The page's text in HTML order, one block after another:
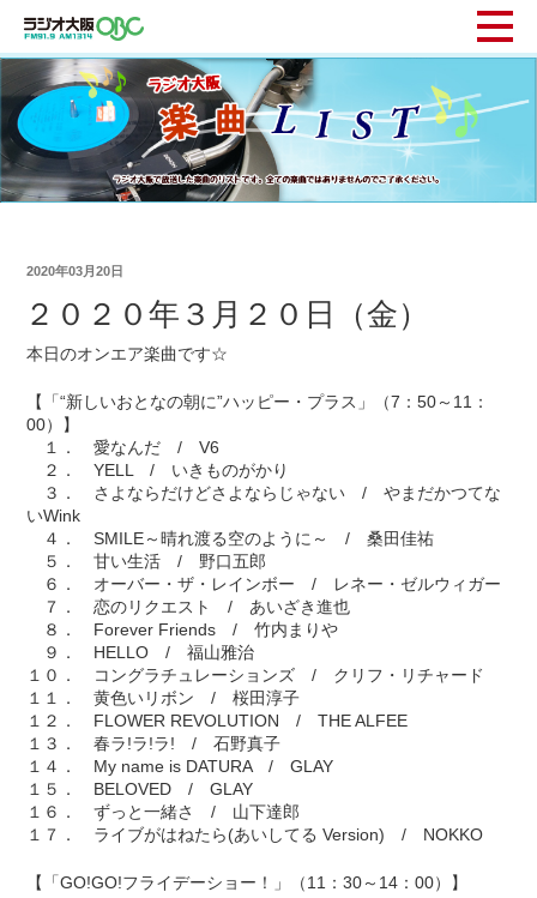
2020年03月20日
２０２０年３月２０日（金）
本日のオンエア楽曲です☆
【「“新しいおとなの朝に”ハッピー・プラス」（7：50～11：
00）】
１． 愛なんだ / V6
２． YELL / いきものがかり
３． さよならだけどさよならじゃない / やまだかつてな
いWink
４． SMILE～晴れ渡る空のように～ / 桑田佳祐
５． 甘い生活 / 野口五郎
６． オーバー・ザ・レインボー / レネー・ゼルウィガー
７． 恋のリクエスト / あいざき進也
８． Forever Friends / 竹内まりや
９． HELLO / 福山雅治
１０． コングラチュレーションズ / クリフ・リチャード
１１． 黄色いリボン / 桜田淳子
１２． FLOWER REVOLUTION / THE ALFEE
１３． 春ラ!ラ!ラ! / 石野真子
１４． My name is DATURA / GLAY
１５． BELOVED / GLAY
１６． ずっと一緒さ / 山下達郎
１７． ライブがはねたら(あいしてる Version) / NOKKO
【「GO!GO!フライデーショー！」（11：30～14：00）】